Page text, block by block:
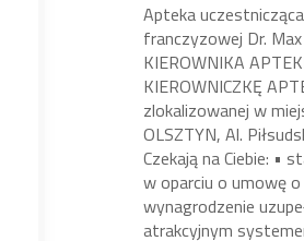
Apteka
franczyzowej Dr.
KIEROWNIKA
KIEROWNICZKĘ
zlokalizowanej w
OLSZTYN, Al.
Czekają na Ciebie: •
w oparciu o umowę o
wynagrodzenie
atrakcyjnym